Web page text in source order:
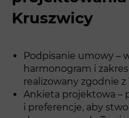
Kruszwicy
Podpisanie umowy –
harmonogram i
realizowany zgodnie
Ankieta projektowa –
i preferencje, aby